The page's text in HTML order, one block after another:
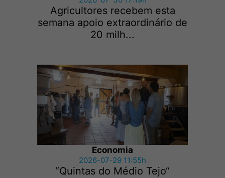
Agricultores recebem esta
semana apoio extraordinário de
20 milh...
Economia
2026-07-29 11:55h
“Quintas do Médio Tejo“